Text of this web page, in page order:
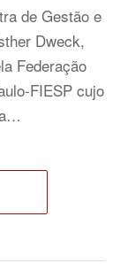
de Gestão e
Dweck,
Federação
FIESP cujo